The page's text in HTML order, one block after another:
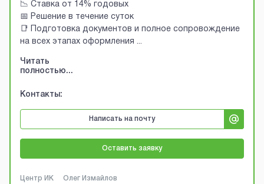
📉 Ставка от 14% годовых
📅 Решение в течение суток
📑 Подготовка документов и полное сопровождение
на всех этапах оформления ...
Читать
полностью...
Контакты:
Написать на почту
Оставить заявку
Центр ИК Олег Измайлов